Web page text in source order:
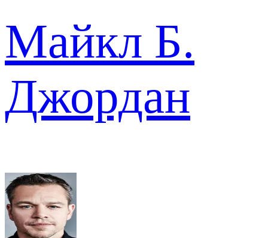
Майкл Б.
Джордан